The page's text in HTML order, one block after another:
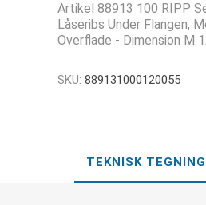
Artikel 88913 100 RIPP
Låseribs Under Flangen,
Overflade - Dimension M
SKU: 889131000120055
TEKNISK TEGNING